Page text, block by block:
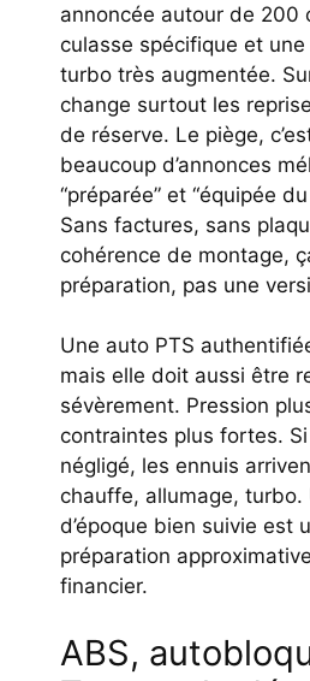
annoncée autour de 200
culasse spécifique et
turbo très augmentée.
change surtout les
de réserve. Le piège,
beaucoup d’annonces
“préparée” et “équipée du
Sans factures, sans
cohérence de montage,
préparation, pas une
Une auto PTS
mais elle doit aussi être
sévèrement. Pression
contraintes plus fortes. Si
négligé, les ennuis
chauffe, allumage, turbo.
d’époque bien suivie est
préparation
financier.
ABS,